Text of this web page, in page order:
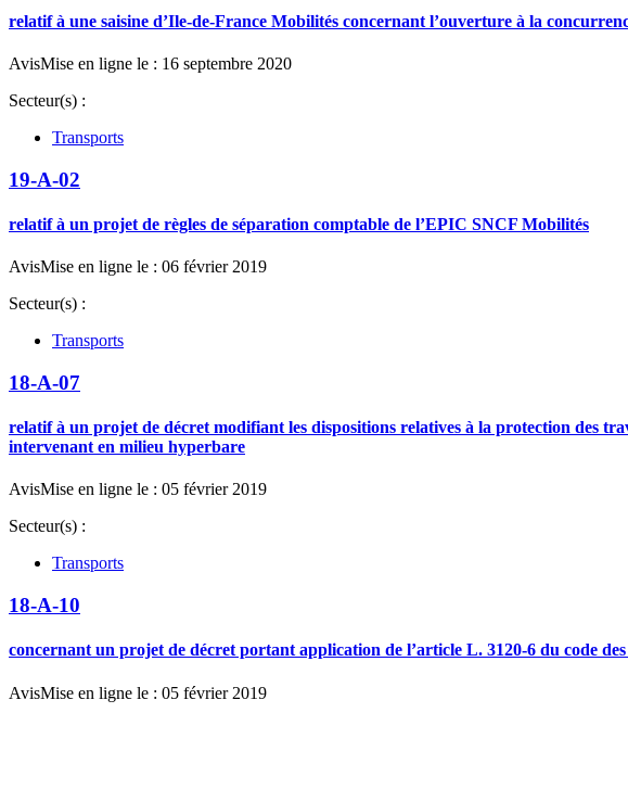
relatif à une saisine d’Ile-de-France Mobilités concernant l’ouverture à la
AvisMise en ligne le : 16 septembre 2020
Secteur(s) :
Transports
19-A-02
relatif à un projet de règles de séparation comptable de l’EPIC SNCF Mobilités
AvisMise en ligne le : 06 février 2019
Secteur(s) :
Transports
18-A-07
relatif à un projet de décret modifiant les dispositions relatives à la protection des
intervenant en milieu hyperbare
AvisMise en ligne le : 05 février 2019
Secteur(s) :
Transports
18-A-10
concernant un projet de décret portant application de l’article L. 3120-6 du code
AvisMise en ligne le : 05 février 2019